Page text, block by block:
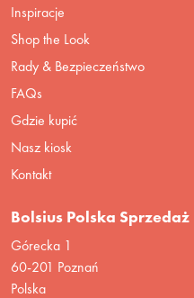
Inspiracje
Shop the Look
Rady & Bezpieczeństwo
FAQs
Gdzie kupić
Nasz kiosk
Kontakt
Bolsius Polska Sprzedaż
Górecka 1
60-201 Poznań
Polska